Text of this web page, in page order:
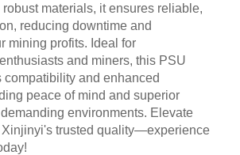
materials, it ensures reliable,
reducing downtime and
mining profits. Ideal for
and miners, this PSU
compatibility and enhanced
peace of mind and superior
environments. Elevate
Xinjinyi's trusted quality—experience